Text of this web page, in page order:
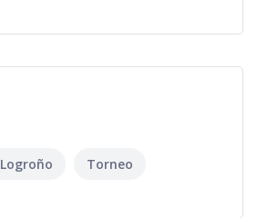
Logroño Torneo